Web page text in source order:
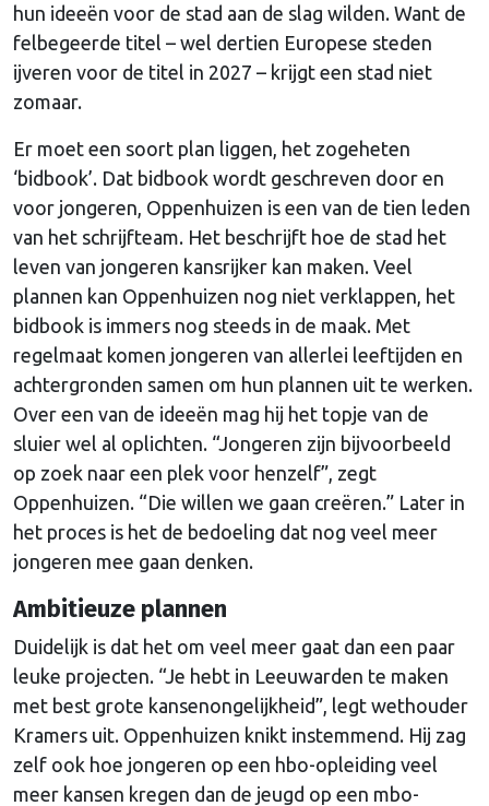
hun ideeën voor de stad aan de slag wilden. Want de
felbegeerde titel – wel dertien Europese steden
ijveren voor de titel in 2027 – krijgt een stad niet
zomaar.
Er moet een soort plan liggen, het zogeheten
‘bidbook’. Dat bidbook wordt geschreven door en
voor jongeren, Oppenhuizen is een van de tien leden
van het schrijfteam. Het beschrijft hoe de stad het
leven van jongeren kansrijker kan maken. Veel
plannen kan Oppenhuizen nog niet verklappen, het
bidbook is immers nog steeds in de maak. Met
regelmaat komen jongeren van allerlei leeftijden en
achtergronden samen om hun plannen uit te werken.
Over een van de ideeën mag hij het topje van de
sluier wel al oplichten. “Jongeren zijn bijvoorbeeld
op zoek naar een plek voor henzelf”, zegt
Oppenhuizen. “Die willen we gaan creëren.” Later in
het proces is het de bedoeling dat nog veel meer
jongeren mee gaan denken.
Ambitieuze plannen
Duidelijk is dat het om veel meer gaat dan een paar
leuke projecten. “Je hebt in Leeuwarden te maken
met best grote kansenongelijkheid”, legt wethouder
Kramers uit. Oppenhuizen knikt instemmend. Hij zag
zelf ook hoe jongeren op een hbo-opleiding veel
meer kansen kregen dan de jeugd op een mbo-